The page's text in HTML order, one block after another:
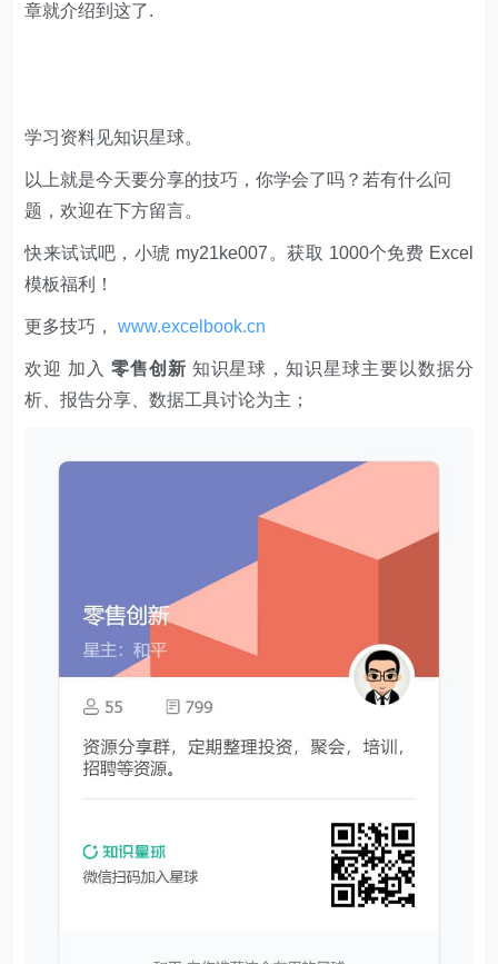
章就介绍到这了.
学习资料见知识星球。
以上就是今天要分享的技巧，你学会了吗？若有什么问
题，欢迎在下方留言。
快来试试吧，小琥 my21ke007。获取 1000个免费 Excel
模板福利​​​​！
更多技巧，www.excelbook.cn
欢迎 加入 零售创新 知识星球，知识星球主要以数据分
析、报告分享、数据工具讨论为主；